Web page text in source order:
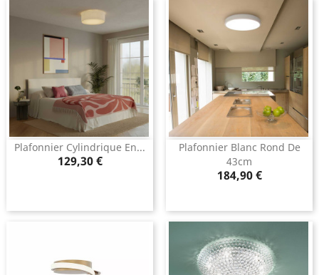
Plafonnier Cylindrique En...
Prix
129,30 €
Plafonnier Blanc Rond De
43cm
Prix
184,90 €